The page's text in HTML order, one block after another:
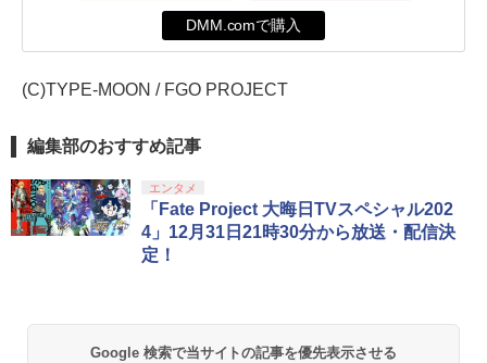
DMM.comで購入
(C)TYPE-MOON / FGO PROJECT
編集部のおすすめ記事
エンタメ
「Fate Project 大晦日TVスペシャル202
4」12月31日21時30分から放送・配信決
定！
Google 検索で当サイトの記事を優先表示させる